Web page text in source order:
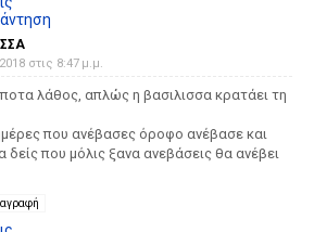
στις 8:47 μ.μ.
λάθος, απλώς η βασιλισσα κρατάει τη
που ανέβασες όροφο ανέβασε και
δείς που μόλις ξανα ανεβάσεις θα ανέβει